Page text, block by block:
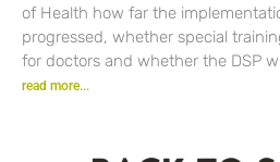
of Health how far the
progressed, whether special
for doctors and whether the DSP
read more...